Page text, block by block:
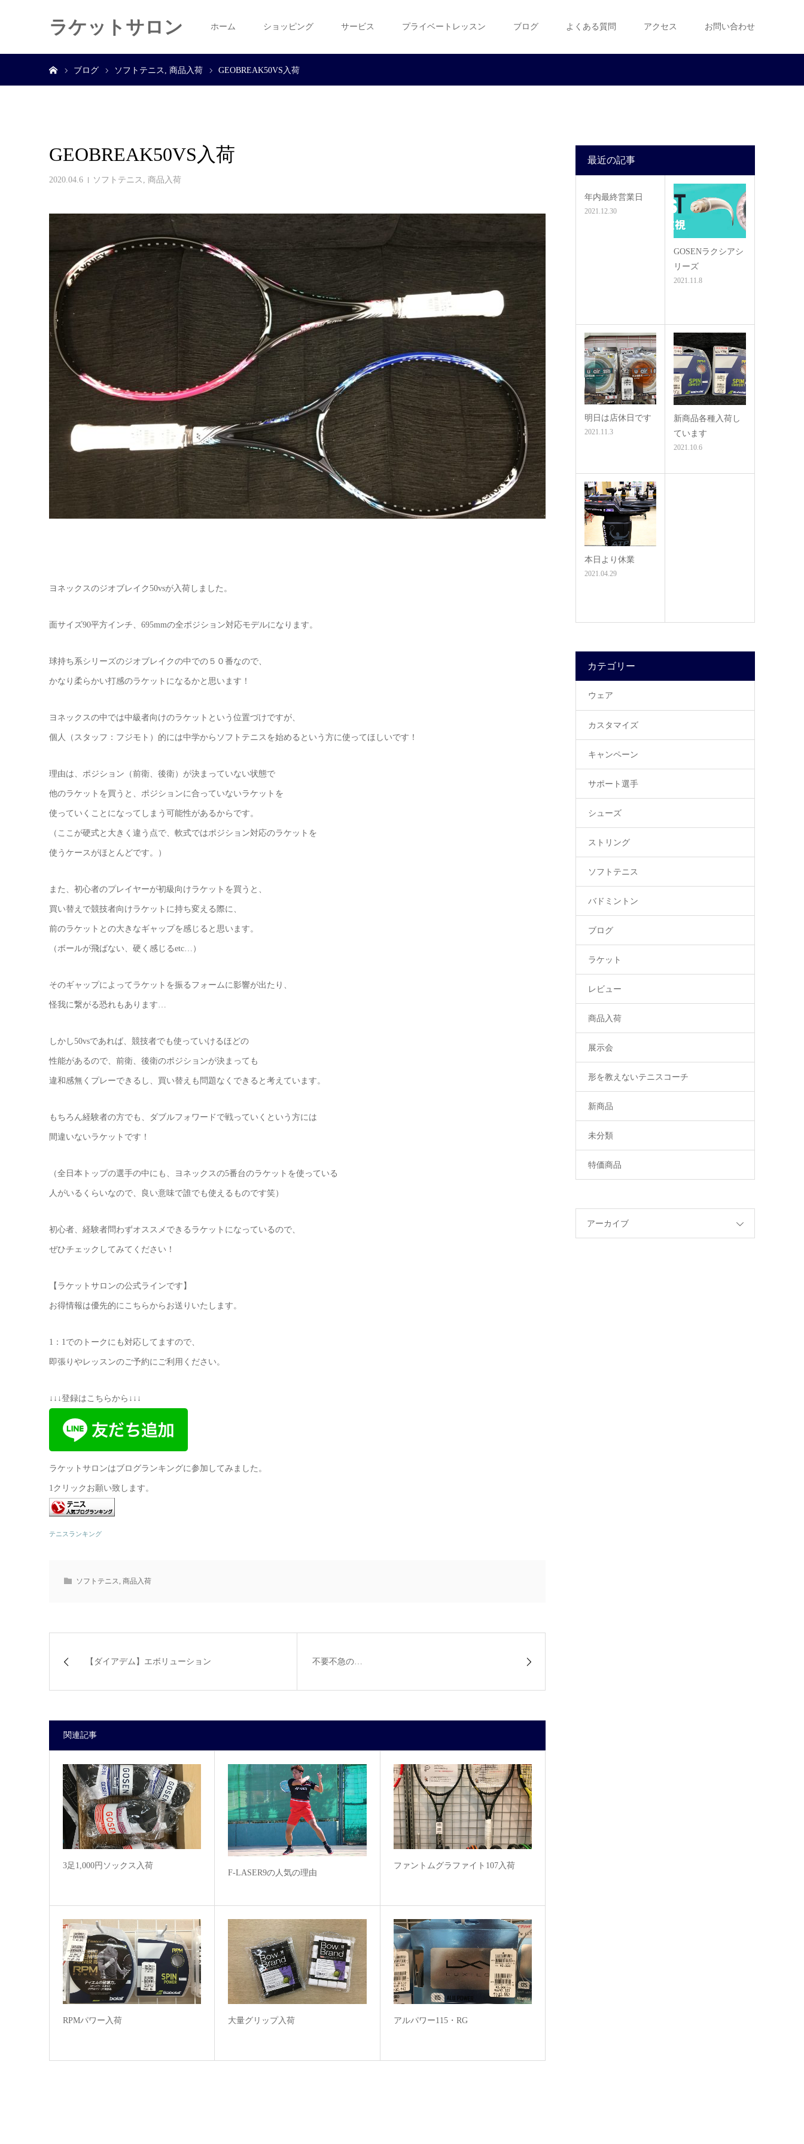
ラケットサロン ホーム ショッピング サービス プライベートレッスン ブログ よくある質問 アクセス お問い合わせ
ブログ ソフトテニス 商品入荷 GEOBREAK50VS入荷
GEOBREAK50VS入荷
2020.04.6 ソフトテニス , 商品入荷
ヨネックスのジオブレイク50vsが入荷しました。
面サイズ90平方インチ、695mmの全ポジション対応モデルになります。
球持ち系シリーズのジオブレイクの中での５０番なので、
かなり柔らかい打感のラケットになるかと思います！
ヨネックスの中では中級者向けのラケットという位置づけですが、
個人（スタッフ：フジモト）的には中学からソフトテニスを始めるという方に使ってほしいです！
理由は、ポジション（前衛、後衛）が決まっていない状態で
他のラケットを買うと、ポジションに合っていないラケットを
使っていくことになってしまう可能性があるからです。
（ここが硬式と大きく違う点で、軟式ではポジション対応のラケットを
使うケースがほとんどです。）
また、初心者のプレイヤーが初級向けラケットを買うと、
買い替えで競技者向けラケットに持ち変える際に、
前のラケットとの大きなギャップを感じると思います。
（ボールが飛ばない、硬く感じるetc…）
そのギャップによってラケットを振るフォームに影響が出たり、
怪我に繋がる恐れもあります…
しかし50vsであれば、競技者でも使っていけるほどの
性能があるので、前衛、後衛のポジションが決まっても
違和感無くプレーできるし、買い替えも問題なくできると考えています。
もちろん経験者の方でも、ダブルフォワードで戦っていくという方には
間違いないラケットです！
（全日本トップの選手の中にも、ヨネックスの5番台のラケットを使っている
人がいるくらいなので、良い意味で誰でも使えるものです笑）
初心者、経験者問わずオススメできるラケットになっているので、
ぜひチェックしてみてください！
【ラケットサロンの公式ラインです】
お得情報は優先的にこちらからお送りいたします。
1：1でのトークにも対応してますので、
即張りやレッスンのご予約にご利用ください。
↓↓↓登録はこちらから↓↓↓
ラケットサロンはブログランキングに参加してみました。
1クリックお願い致します。
テニスランキング
ソフトテニス 商品入荷
【ダイアデム】エボリューション 不要不急の…
関連記事
3足1,000円ソックス入荷
F‐LASER9の人気の理由
ファントムグラファイト107入荷
RPMパワー入荷 大量グリップ入荷 アルパワー115・RG
最近の記事
年内最終営業日
2021.12.30
GOSENラクシアシ
リーズ
2021.11.8
明日は店休日です
2021.11.3
新商品各種入荷し
ています
2021.10.6
本日より休業
2021.04.29
カテゴリー
ウェア
カスタマイズ
キャンペーン
サポート選手
シューズ
ストリング
ソフトテニス
バドミントン
ブログ
ラケット
レビュー
商品入荷
展示会
形を教えないテニスコーチ
新商品
未分類
特価商品
アーカイブ